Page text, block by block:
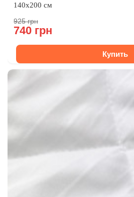
140х200 см
925 грн
740 грн
Купить